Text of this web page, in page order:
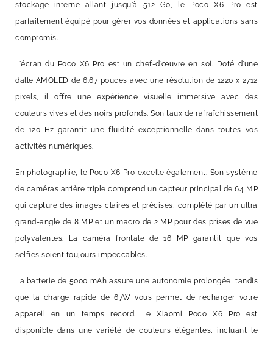
stockage interne allant jusqu'à 512 Go, le Poco X6 Pro est
parfaitement équipé pour gérer vos données et applications sans
compromis.
L'écran du Poco X6 Pro est un chef-d'œuvre en soi. Doté d'une
dalle AMOLED de 6.67 pouces avec une résolution de 1220 x 2712
pixels, il offre une expérience visuelle immersive avec des
couleurs vives et des noirs profonds. Son taux de rafraîchissement
de 120 Hz garantit une fluidité exceptionnelle dans toutes vos
activités numériques.
En photographie, le Poco X6 Pro excelle également. Son système
de caméras arrière triple comprend un capteur principal de 64 MP
qui capture des images claires et précises, complété par un ultra
grand-angle de 8 MP et un macro de 2 MP pour des prises de vue
polyvalentes. La caméra frontale de 16 MP garantit que vos
selfies soient toujours impeccables.
La batterie de 5000 mAh assure une autonomie prolongée, tandis
que la charge rapide de 67W vous permet de recharger votre
appareil en un temps record. Le Xiaomi Poco X6 Pro est
disponible dans une variété de couleurs élégantes, incluant le